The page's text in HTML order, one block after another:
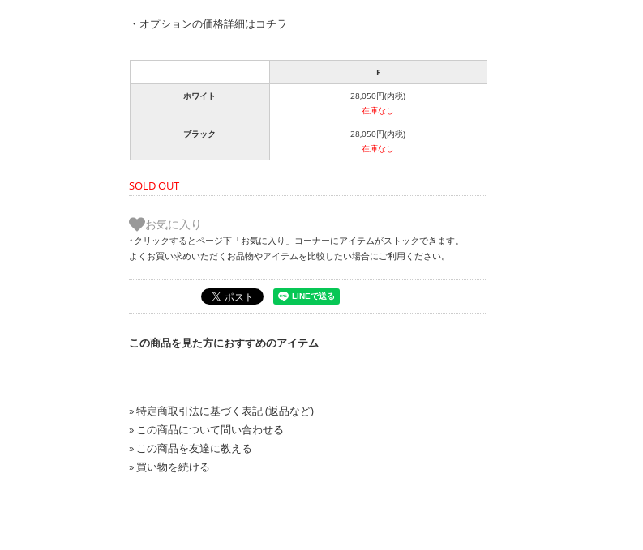
・ オプションの価格詳細はコチラ
F
ホワイト
28,050円(内税)
在庫なし
ブラック
28,050円(内税)
在庫なし
SOLD OUT
お気に入り
↑クリックするとページ下「お気に入り」コーナーにアイテムがストックできます。
よくお買い求めいただくお品物やアイテムを比較したい場合にご利用ください。
この商品を見た方におすすめのアイテム
» 特定商取引法に基づく表記 (返品など)
» この商品について問い合わせる
» この商品を友達に教える
» 買い物を続ける